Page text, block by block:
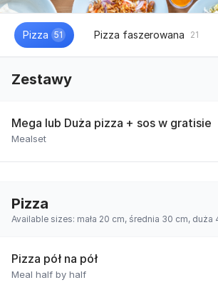
Pizza 51 Pizza faszerowana 21
Zestawy
Mega lub Duża pizza + sos w gratisie
Mealset
Pizza
Available sizes: mała 20 cm, średnia 30 cm, duża
Pizza pół na pół
Meal half by half